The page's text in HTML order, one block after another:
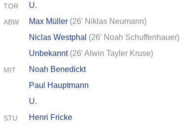
TOR U.
ABW Max Müller (26' Niklas Neumann)
Niclas Westphal (26' Noah Schuffenhauer)
Unbekannt (26' Alwin Tayler Kruse)
MIT
Noah Benedickt
Paul Hauptmann
U.
STU Henri Fricke